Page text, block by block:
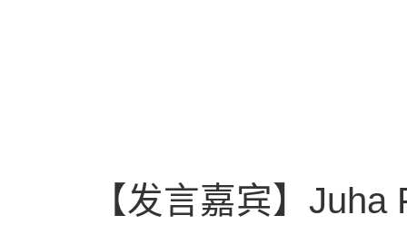
【发言嘉宾】Juha